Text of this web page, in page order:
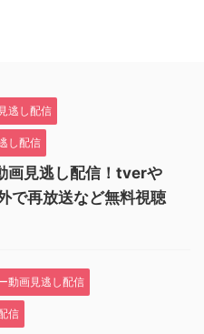
逃し配信
し配信
画見逃し配信！tverや
で再放送など無料視聴
動画見逃し配信
信